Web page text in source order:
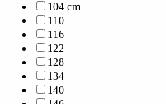
104 cm
110
116
122
128
134
140